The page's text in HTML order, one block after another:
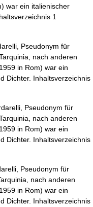
war ein italienischer
1
Pseudonym für
nach anderen
in Rom) war ein
Dichter. Inhaltsverzeichnis
Pseudonym für
nach anderen
in Rom) war ein
Dichter. Inhaltsverzeichnis
Pseudonym für
nach anderen
in Rom) war ein
Dichter. Inhaltsverzeichnis